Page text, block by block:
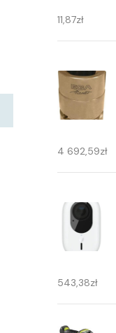
11,87zł
4 692,59zł
543,38zł